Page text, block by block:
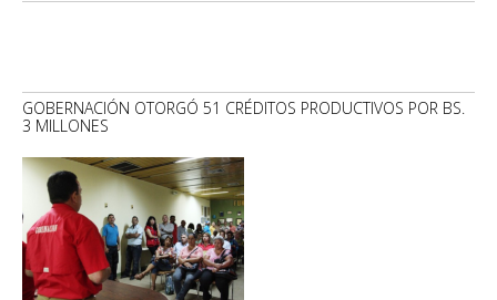
GOBERNACIÓN OTORGÓ 51 CRÉDITOS PRODUCTIVOS POR BS.
3 MILLONES